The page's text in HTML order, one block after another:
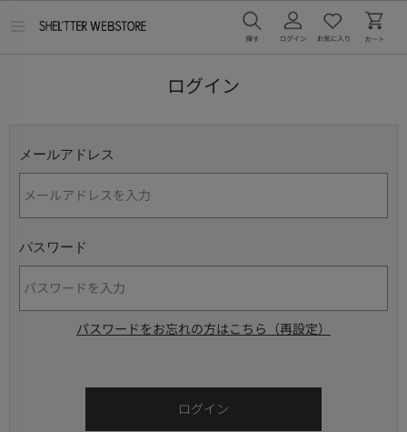
ログイン
メールアドレス
パスワード
パスワードをお忘れの方はこちら（再設定）